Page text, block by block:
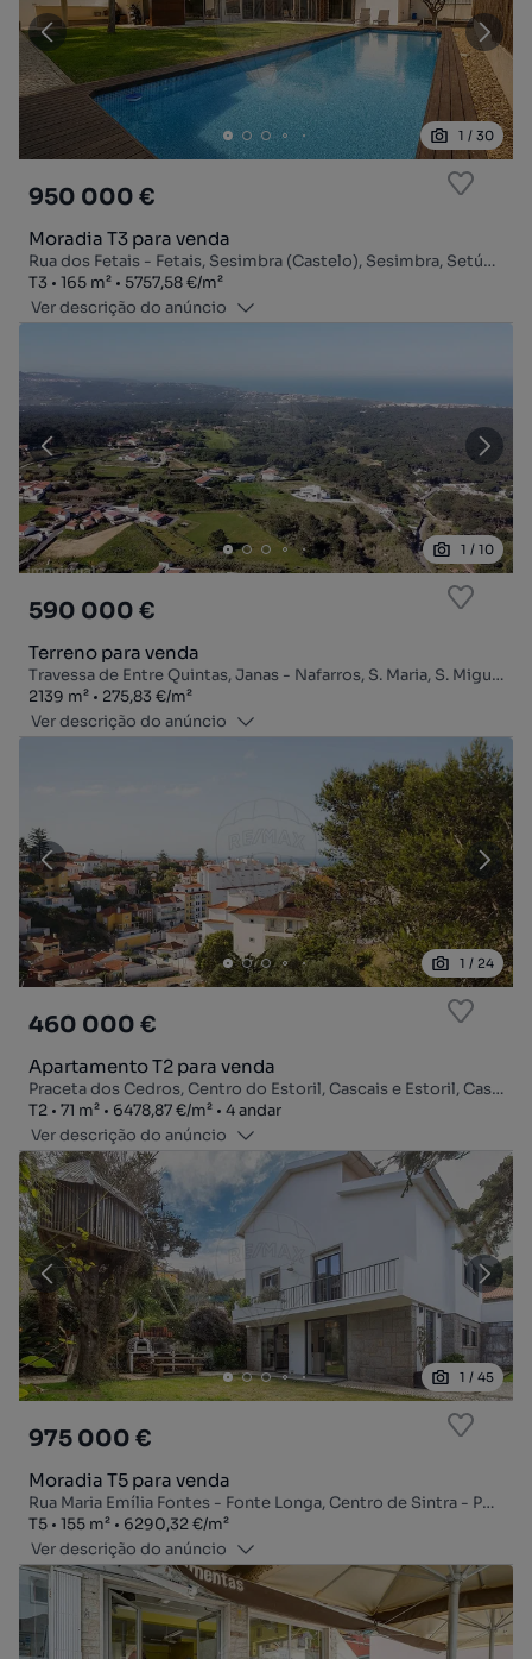
1 / 30
950 000 €
Moradia T3 para venda
Rua dos Fetais - Fetais, Sesimbra (Castelo), Sesimbra, Setúbal
Tipologia
T3
Zona165 m²
Preço por metro quadrado
5757,58 €/m²
Ver descrição do anúncio
1 / 10
590 000 €
Terreno para venda
Travessa de Entre Quintas, Janas - Nafarros, S. Maria, S. Miguel, S. Martinho e S. Pedro de Penaferrim, Sintra, Lisboa
Zona
2139 m²
Preço por metro quadrado
275,83 €/m²
Ver descrição do anúncio
1 / 24
460 000 €
Apartamento T2 para venda
Praceta dos Cedros, Centro do Estoril, Cascais e Estoril, Cascais, Lisboa
Tipologia
T2
Zona71 m²
Preço por metro quadrado
6478,87 €/m²
Andar
4 andar
Ver descrição do anúncio
1 / 45
975 000 €
Moradia T5 para venda
Rua Maria Emília Fontes - Fonte Longa, Centro de Sintra - Portela de Sintra, S. Maria, S. Miguel, S. Martinho e S. Pedro de Penaferrim, Sintra, Lisboa
Tipologia
T5
Zona155 m²
Preço por metro quadrado
6290,32 €/m²
Ver descrição do anúncio